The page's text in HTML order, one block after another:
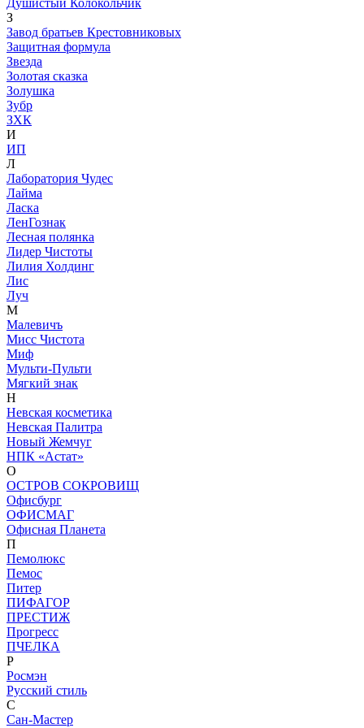
Душистый Колокольчик
З
Завод братьев Крестовниковых
Защитная формула
Звезда
Золотая сказка
Золушка
Зубр
ЗХК
И
ИП
Л
Лаборатория Чудес
Лайма
Ласка
ЛенГознак
Лесная полянка
Лидер Чистоты
Лилия Холдинг
Лис
Луч
М
Малевичъ
Мисс Чистота
Миф
Мульти-Пульти
Мягкий знак
Н
Невская косметика
Невская Палитра
Новый Жемчуг
НПК «Астат»
О
ОСТРОВ СОКРОВИЩ
Офисбург
ОФИСМАГ
Офисная Планета
П
Пемолюкс
Пемос
Питер
ПИФАГОР
ПРЕСТИЖ
Прогресс
ПЧЕЛКА
Р
Росмэн
Русский стиль
С
Сан-Мастер